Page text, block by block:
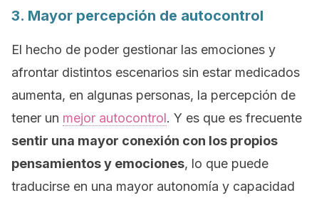
3. Mayor percepción de autocontrol
El hecho de poder gestionar las emociones y
afrontar distintos escenarios sin estar medicados
aumenta, en algunas personas, la percepción de
tener un mejor autocontrol. Y es que es frecuente
sentir una mayor conexión con los propios
pensamientos y emociones, lo que puede
traducirse en una mayor autonomía y capacidad